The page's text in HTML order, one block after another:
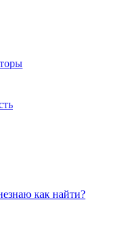
как найти?